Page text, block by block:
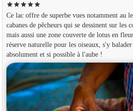
starstarstarstarstar
Ce lac offre de superbe vues notamment au
cabanes de pêcheurs qui se dessinent sur les
mais aussi une zone couverte de lotus en
réserve naturelle pour les oiseaux, s'y
absolument et si possible à l'aube !